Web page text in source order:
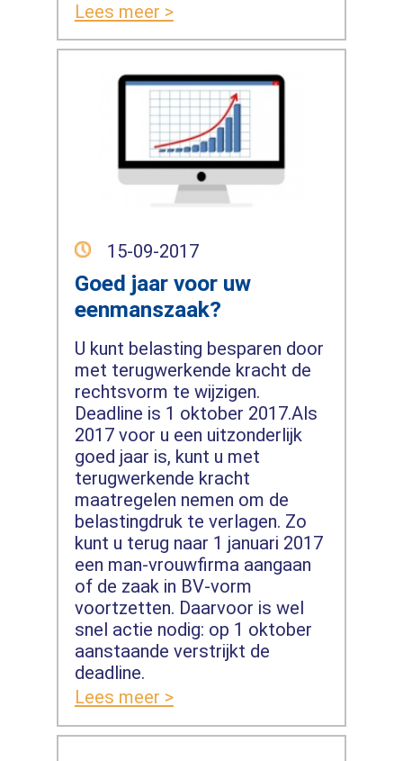
Lees meer >
15-09-2017
Goed jaar voor uw
eenmanszaak?
U kunt belasting besparen door
met terugwerkende kracht de
rechtsvorm te wijzigen.
Deadline is 1 oktober 2017.Als
2017 voor u een uitzonderlijk
goed jaar is, kunt u met
terugwerkende kracht
maatregelen nemen om de
belastingdruk te verlagen. Zo
kunt u terug naar 1 januari 2017
een man-vrouwfirma aangaan
of de zaak in BV-vorm
voortzetten. Daarvoor is wel
snel actie nodig: op 1 oktober
aanstaande verstrijkt de
deadline.
Lees meer >